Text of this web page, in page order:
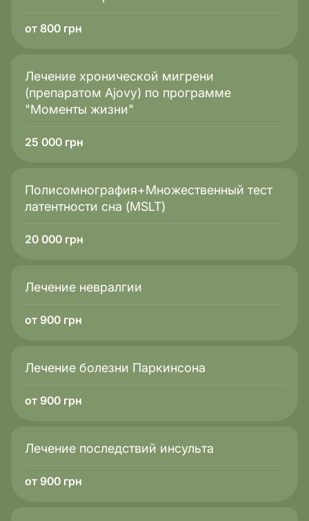
Если Вы узнали себя в одном из этих описаний — не
медлите. Диагностическая ночь в медицинском
от 800 грн
Лечение хронической мигрени
(препаратом Ajovy) по программе
"Моменты жизни"
25 000 грн
Полисомнография+Множественный тест
латентности сна (MSLT)
20 000 грн
Лечение невралгии
от 900 грн
Лечение болезни Паркинсона
от 900 грн
Лечение последствий инсульта
от 900 грн